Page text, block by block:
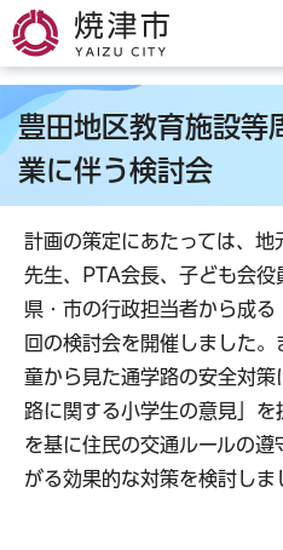
焼津市
豊田地区教育施設等
業に伴う検討会
計画の策定にあたっては、地
先生、PTA会長、子ども会役
県・市の行政担当者から成
回の検討会を開催しました
童から見た通学路の安全対策
路に関する小学生の意見」を
を基に住民の交通ルールの
がる効果的な対策を検討しま